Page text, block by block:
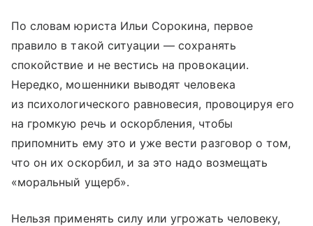
По словам юриста Ильи Сорокина, первое
правило в такой ситуации — сохранять
спокойствие и не вестись на провокации.
Нередко, мошенники выводят человека
из психологического равновесия, провоцируя его
на громкую речь и оскорбления, чтобы
припомнить ему это и уже вести разговор о том,
что он их оскорбил, и за это надо возмещать
«моральный ущерб».
Нельзя применять силу или угрожать человеку,